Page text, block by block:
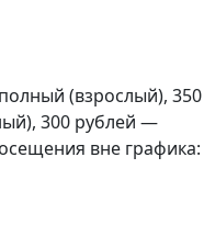
(взрослый), 350
300 рублей —
вне графика: